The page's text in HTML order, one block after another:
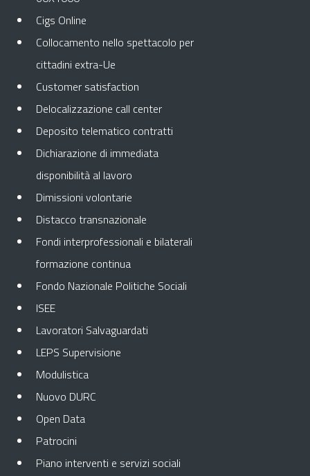
Cigs Online
Collocamento nello spettacolo per
cittadini extra-Ue
Customer satisfaction
Delocalizzazione call center
Deposito telematico contratti
Dichiarazione di immediata
disponibilità al lavoro
Dimissioni volontarie
Distacco transnazionale
Fondi interprofessionali e bilaterali
formazione continua
Fondo Nazionale Politiche Sociali
ISEE
Lavoratori Salvaguardati
LEPS Supervisione
Modulistica
Nuovo DURC
Open Data
Patrocini
Piano interventi e servizi sociali